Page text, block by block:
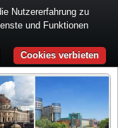
Nutzererfahrung zu
und Funktionen
Cookies verbieten